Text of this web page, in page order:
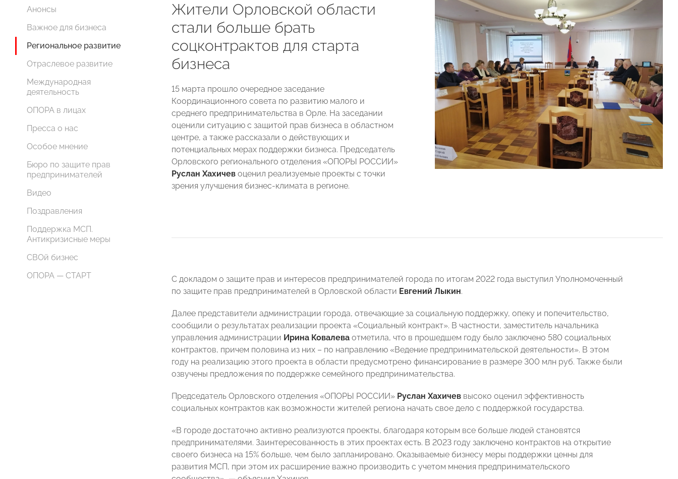
Анонсы
Важное для бизнеса
Региональное развитие
Отраслевое развитие
Международная
деятельность
ОПОРА в лицах
Пресса о нас
Особое мнение
Бюро по защите прав
предпринимателей
Видео
Поздравления
Поддержка МСП.
Антикризисные меры
СВОй бизнес
ОПОРА — СТАРТ
Жители Орловской области
стали больше брать
соцконтрактов для старта
бизнеса
15 марта прошло очередное заседание
Координационного совета по развитию малого и
среднего предпринимательства в Орле. На заседании
оценили ситуацию с защитой прав бизнеса в областном
центре, а также рассказали о действующих и
потенциальных мерах поддержки бизнеса. Председатель
Орловского регионального отделения «ОПОРЫ РОССИИ»
Руслан Хахичев оценил реализуемые проекты с точки
зрения улучшения бизнес-климата в регионе.
С докладом о защите прав и интересов предпринимателей города по итогам 2022 года выступил Уполномоченный
по защите прав предпринимателей в Орловской области Евгений Лыкин.
Далее представители администрации города, отвечающие за социальную поддержку, опеку и попечительство,
сообщили о результатах реализации проекта «Социальный контракт». В частности, заместитель начальника
управления администрации Ирина Ковалева отметила, что в прошедшем году было заключено 580 социальных
контрактов, причем половина из них – по направлению «Ведение предпринимательской деятельности». В этом
году на реализацию этого проекта в области предусмотрено финансирование в размере 300 млн руб. Также были
озвучены предложения по поддержке семейного предпринимательства.
Председатель Орловского отделения «ОПОРЫ РОССИИ» Руслан Хахичев высоко оценил эффективность
социальных контрактов как возможности жителей региона начать свое дело с поддержкой государства.
«В городе достаточно активно реализуются проекты, благодаря которым все больше людей становятся
предпринимателями. Заинтересованность в этих проектах есть. В 2023 году заключено контрактов на открытие
своего бизнеса на 15% больше, чем было запланировано. Оказываемые бизнесу меры поддержки ценны для
развития МСП, при этом их расширение важно производить с учетом мнения предпринимательского